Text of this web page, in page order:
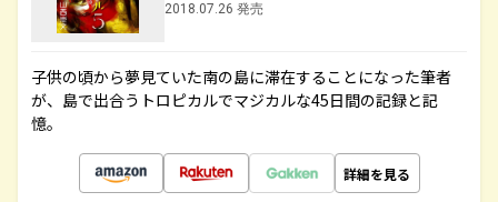
2018.07.26 発売
子供の頃から夢見ていた南の島に滞在することになった筆者
が、島で出合うトロピカルでマジカルな45日間の記録と記
憶。
詳細を見る